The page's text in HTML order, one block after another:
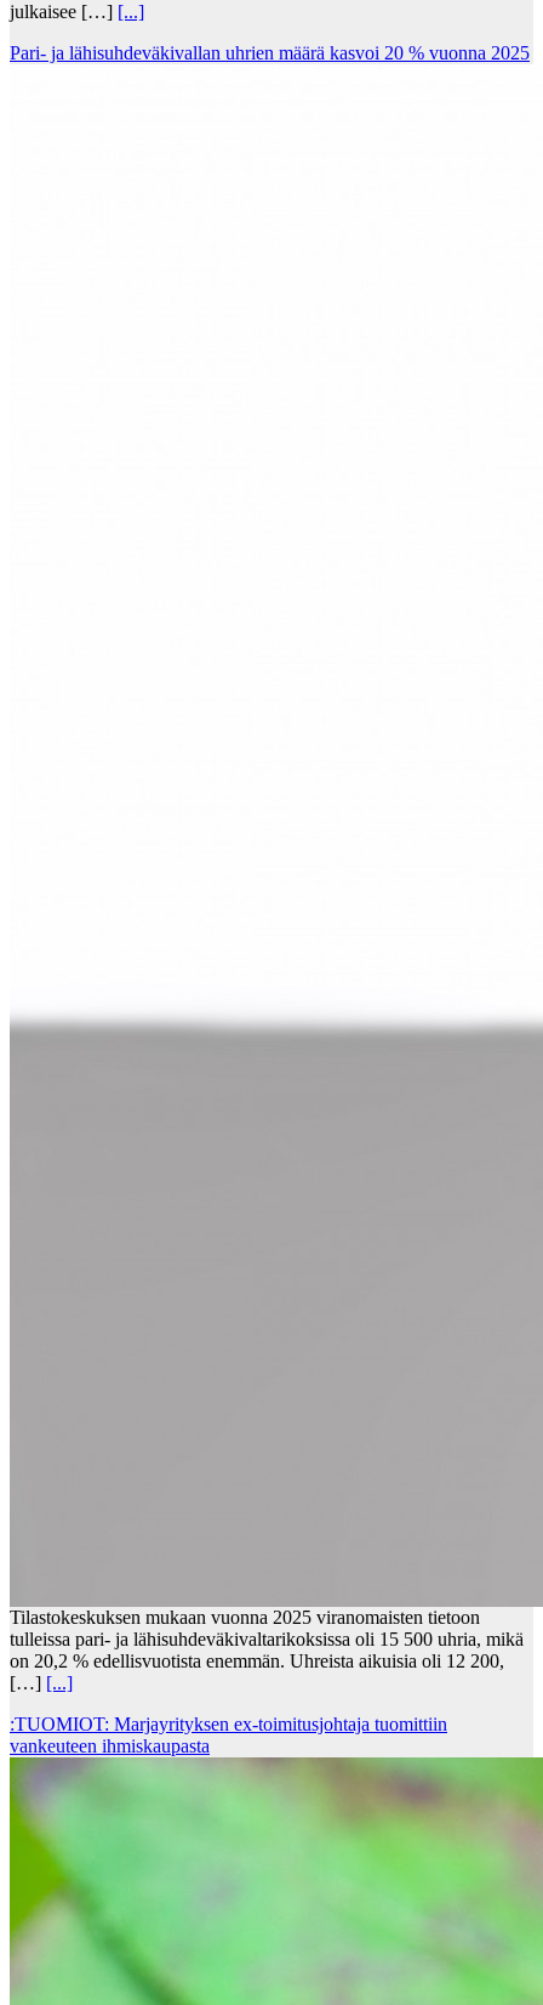
julkaisee […] [...]
Pari- ja lähisuhdeväkivallan uhrien määrä kasvoi 20 % vuonna 2025
Tilastokeskuksen mukaan vuonna 2025 viranomaisten tietoon
tulleissa pari- ja lähisuhdeväkivaltarikoksissa oli 15 500 uhria, mikä
on 20,2 % edellisvuotista enemmän. Uhreista aikuisia oli 12 200,
[…] [...]
:TUOMIOT: Marjayrityksen ex-toimitusjohtaja tuomittiin
vankeuteen ihmiskaupasta